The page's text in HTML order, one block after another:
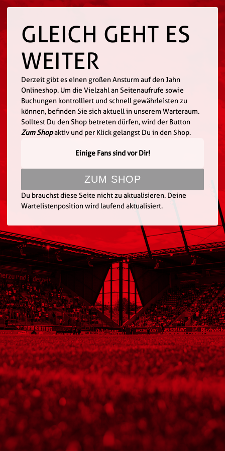
GLEICH GEHT ES
WEITER
Derzeit gibt es einen großen Ansturm auf den Jahn
Onlineshop. Um die Vielzahl an Seitenaufrufe sowie
Buchungen kontrolliert und schnell gewährleisten zu
können, befinden Sie sich aktuell in unserem Warteraum.
Solltest Du den Shop betreten dürfen, wird der Button
Zum Shopaktiv und per Klick gelangst Du in den Shop.
Einige Fans sind vor Dir!
ZUM SHOP
Du brauchst diese Seite nicht zu aktualisieren. Deine
Wartelistenposition wird laufend aktualisiert.